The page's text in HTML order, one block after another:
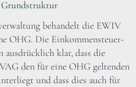
Grundstruktur
behandelt die EWIV
OHG. Die Einkommensteuer-
ausdrücklich klar, dass die
den für eine OHG geltenden
und dass dies auch für